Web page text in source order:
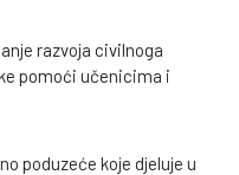
razvoja civilnoga
pomoći učenicima i
poduzeće koje djeluje u